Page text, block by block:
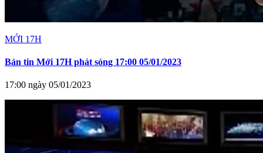
MỚI 17H
Bản tin Mới 17H phát sóng 17:00 05/01/2023
17:00 ngày 05/01/2023